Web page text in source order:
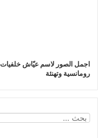
اجمل الصور لاسم عيّاش خلفيات
رومانسية وتهنئة